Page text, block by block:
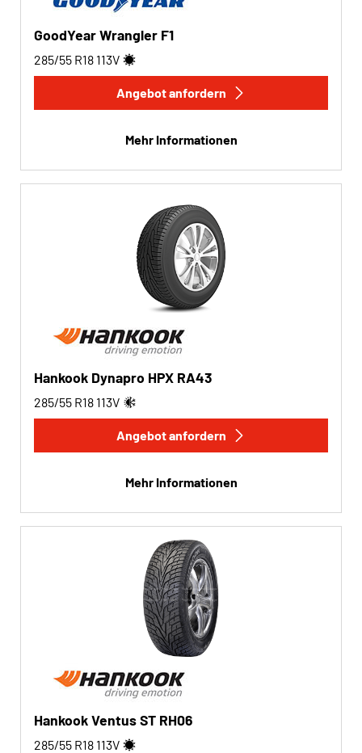
GoodYear Wrangler F1
285/55 R18 113V
Angebot anfordern
Mehr Informationen
Hankook Dynapro HPX RA43
285/55 R18 113V
Angebot anfordern
Mehr Informationen
Hankook Ventus ST RH06
285/55 R18 113V